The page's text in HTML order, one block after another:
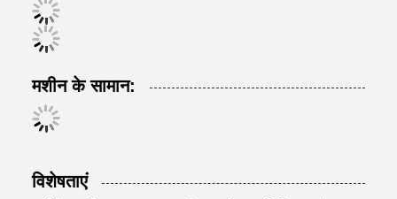
मशीन के सामान:
विशेषताएं